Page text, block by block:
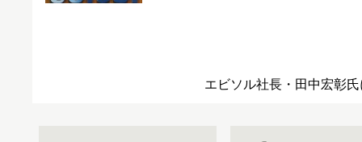
エビソル社長・田中宏彰